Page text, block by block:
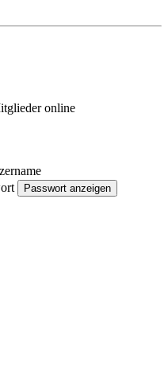
online
Passwort anzeigen